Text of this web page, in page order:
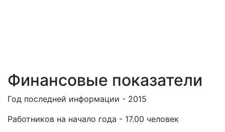
Финансовые показатели
Год последней информации - 2015
Работников на начало года - 17.00 человек